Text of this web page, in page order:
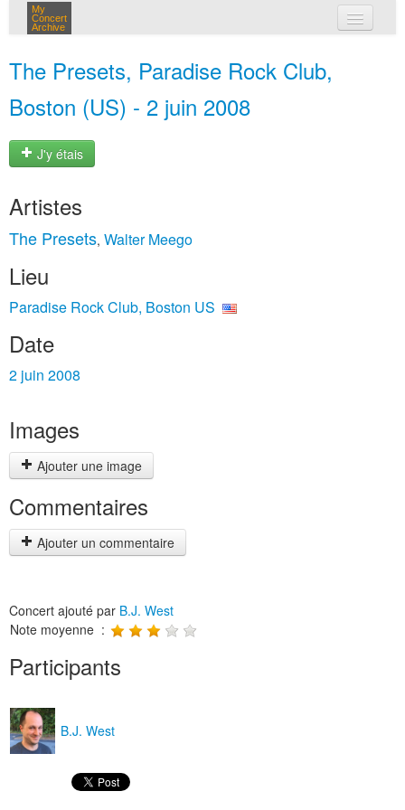
My
Concert
Archive
The Presets, Paradise Rock Club,
Boston (US) - 2 juin 2008
J'y étais
Artistes
The Presets, Walter Meego
Lieu
Paradise Rock Club, Boston US
Date
2 juin 2008
Images
Ajouter une image
Commentaires
Ajouter un commentaire
Concert ajouté par B.J. West
Note moyenne :
Participants
B.J. West